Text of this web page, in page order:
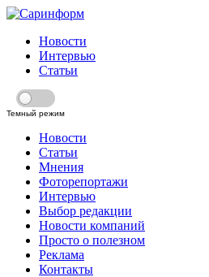
Новости
Интервью
Статьи
Темный режим
Новости
Статьи
Мнения
Фоторепортажи
Интервью
Выбор редакции
Новости компаний
Просто о полезном
Реклама
Контакты